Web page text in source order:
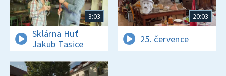
3:03
Sklárna Huť
Jakub Tasice
20:03
25. července